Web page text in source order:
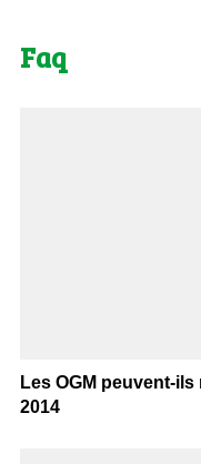
Faq
Les OGM peuvent-
2014